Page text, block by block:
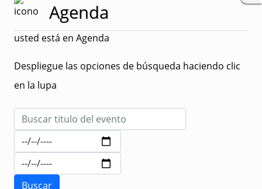
Agenda
usted está en Agenda
Despliegue las opciones de búsqueda haciendo clic
en la lupa